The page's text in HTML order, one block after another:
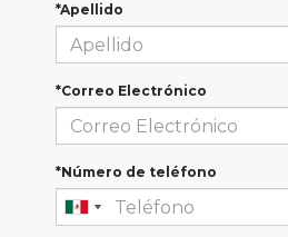
*Apellido
*Correo Electrónico
*Número de teléfono